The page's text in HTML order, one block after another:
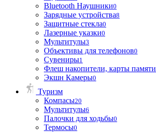
Bluetooth Наушники0
Зарядные устройства8
Защитные стекла0
Лазерные указки0
Мультитулы3
Объективы для телефонов0
Сувениры1
Флеш накопители, карты памяти
Экшн Камеры0
Туризм
Компасы20
Мультитулы6
Палочки для ходьбы0
Термосы0